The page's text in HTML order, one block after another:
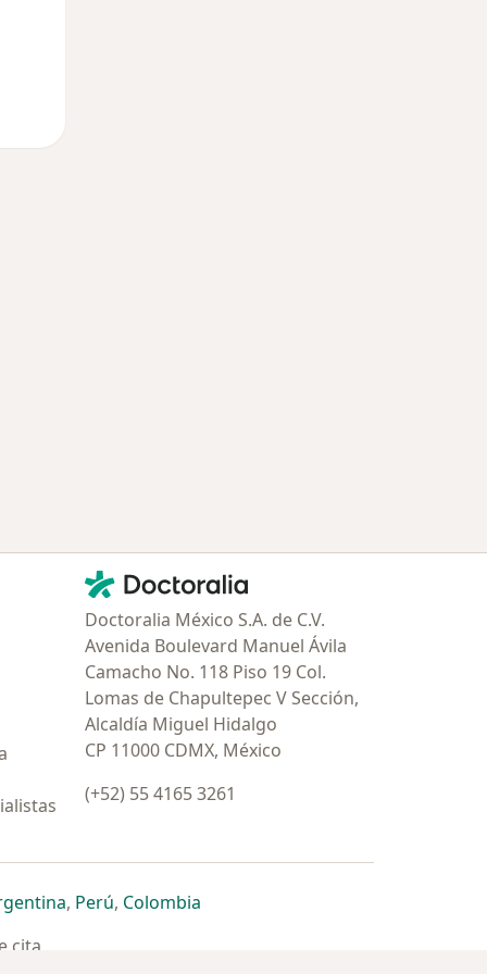
Contacto
Doctoralia - Página de inicio
Doctoralia México S.A. de C.V.
Avenida Boulevard Manuel Ávila
Camacho No. 118 Piso 19 Col.
Lomas de Chapultepec V Sección,
Alcaldía Miguel Hidalgo
CP 11000 CDMX, México
(+52) 55 4165 3261
pestaña
una nueva pestaña
en una nueva pestaña
se abre en una nueva pestaña
, Perúse abre en una nueva pestaña
, Colombiase abre en una nueva pestaña
cita